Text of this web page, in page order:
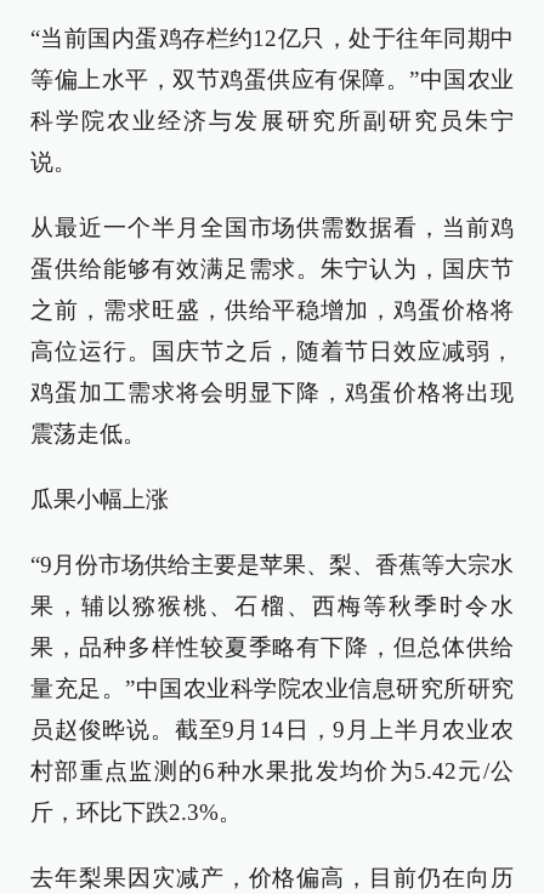
“当前国内蛋鸡存栏约12亿只，处于往年同期中
等偏上水平，双节鸡蛋供应有保障。”中国农业
科学院农业经济与发展研究所副研究员朱宁
说。
从最近一个半月全国市场供需数据看，当前鸡
蛋供给能够有效满足需求。朱宁认为，国庆节
之前，需求旺盛，供给平稳增加，鸡蛋价格将
高位运行。国庆节之后，随着节日效应减弱，
鸡蛋加工需求将会明显下降，鸡蛋价格将出现
震荡走低。
瓜果小幅上涨
“9月份市场供给主要是苹果、梨、香蕉等大宗水
果，辅以猕猴桃、石榴、西梅等秋季时令水
果，品种多样性较夏季略有下降，但总体供给
量充足。”中国农业科学院农业信息研究所研究
员赵俊晔说。截至9月14日，9月上半月农业农
村部重点监测的6种水果批发均价为5.42元/公
斤，环比下跌2.3%。
去年梨果因灾减产，价格偏高，目前仍在向历